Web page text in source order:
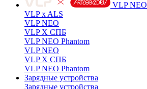
VLP NEO
VLP x ALS
VLP NEO
VLP X СПБ
VLP NEO Phantom
VLP NEO
VLP X СПБ
VLP NEO Phantom
Зарядные устройства
Зарядные устройства